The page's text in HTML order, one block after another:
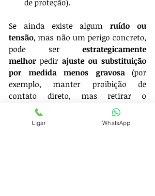
de proteção).
Se ainda existe algum ruído ou
tensão, mas não um perigo concreto,
pode ser estrategicamente
melhor pedir ajuste ou substituição
por medida menos gravosa (por
exemplo, manter proibição de
contato direto, mas retirar o
afastamento do lar quando já não há
coabitação; ou permitir contato
Ligar WhatsApp